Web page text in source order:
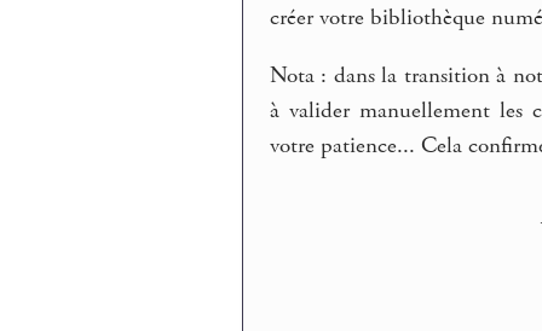
créer votre bibliothèque
Nota : dans la transition à
à valider manuellement les
votre patience... Cela